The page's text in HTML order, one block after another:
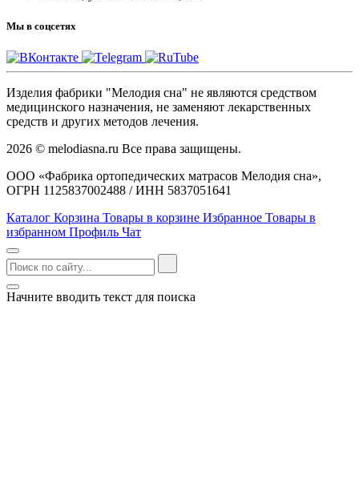
Мы в соцсетях
Изделия фабрики "Мелодия сна" не являются средством
медицинского назначения, не заменяют лекарственных
средств и других методов лечения.
2026 © melodiasna.ru Все права защищены.
ООО «Фабрика ортопедических матрасов Мелодия сна»,
ОГРН 1125837002488 / ИНН 5837051641
Каталог Корзина Товары в корзине Избранное Товары в
избранном Профиль Чат
Начните вводить текст для поиска